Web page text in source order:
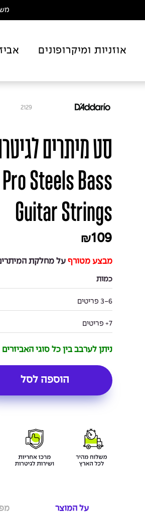
אוזניות ומיקרופונים
2129
Steels Bass
Guitar Strings
₪109
מבצע מטורף על מחלקת
כמות
3-6 פריטים
7+ פריטים
ניתן לערבב בין כל סוגי
הוספה לסל
על המוצר